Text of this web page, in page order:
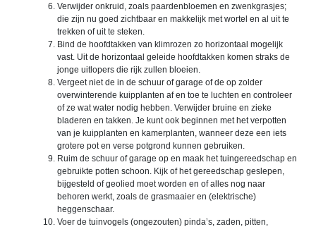
Verwijder onkruid, zoals paardenbloemen en zwenkgrasjes;
die zijn nu goed zichtbaar en makkelijk met wortel en al uit te
trekken of uit te steken.
Bind de hoofdtakken van klimrozen zo horizontaal mogelijk
vast. Uit de horizontaal geleide hoofdtakken komen straks de
jonge uitlopers die rijk zullen bloeien.
Vergeet niet de in de schuur of garage of de op zolder
overwinterende kuipplanten af en toe te luchten en controleer
of ze wat water nodig hebben. Verwijder bruine en zieke
bladeren en takken. Je kunt ook beginnen met het verpotten
van je kuipplanten en kamerplanten, wanneer deze een iets
grotere pot en verse potgrond kunnen gebruiken.
Ruim de schuur of garage op en maak het tuingereedschap en
gebruikte potten schoon. Kijk of het gereedschap geslepen,
bijgesteld of geolied moet worden en of alles nog naar
behoren werkt, zoals de grasmaaier en (elektrische)
heggenschaar.
Voer de tuinvogels (ongezouten) pinda’s, zaden, pitten,